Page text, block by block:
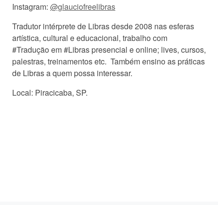
Instagram: @glauciofreelibras
Tradutor intérprete de Libras desde 2008 nas esferas
artística, cultural e educacional, trabalho com
#Tradução em #Libras presencial e online; lives, cursos,
palestras, treinamentos etc. Também ensino as práticas
de Libras a quem possa interessar.
Local: Piracicaba, SP.